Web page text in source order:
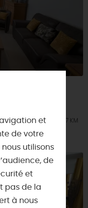
À 7 KM
et
de votre
utilisons
de
et
pas de la
à nous